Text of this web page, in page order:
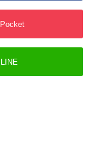
Pocket
LINE